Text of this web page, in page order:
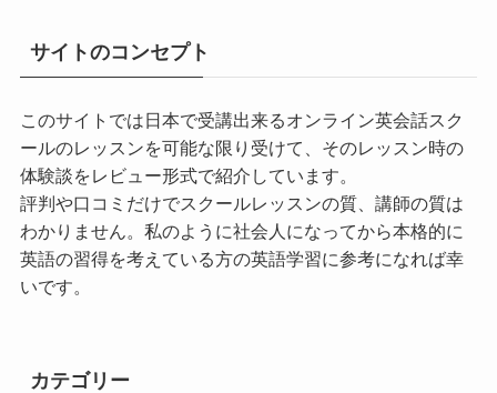
サイトのコンセプト
このサイトでは日本で受講出来るオンライン英会話スク
ールのレッスンを可能な限り受けて、そのレッスン時の
体験談をレビュー形式で紹介しています。
評判や口コミだけでスクールレッスンの質、講師の質は
わかりません。私のように社会人になってから本格的に
英語の習得を考えている方の英語学習に参考になれば幸
いです。
カテゴリー